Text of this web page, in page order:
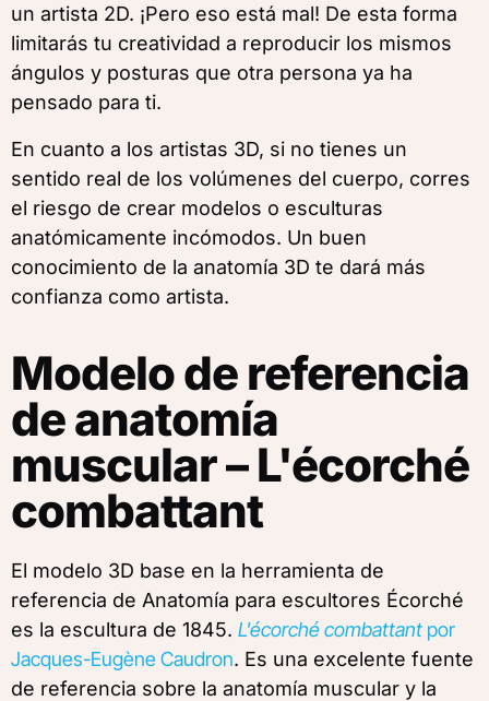
un artista 2D. ¡Pero eso está mal! De esta forma
limitarás tu creatividad a reproducir los mismos
ángulos y posturas que otra persona ya ha
pensado para ti.
En cuanto a los artistas 3D, si no tienes un
sentido real de los volúmenes del cuerpo, corres
el riesgo de crear modelos o esculturas
anatómicamente incómodos. Un buen
conocimiento de la anatomía 3D te dará más
confianza como artista.
Modelo de referencia
de anatomía
muscular – L'écorché
combattant
El modelo 3D base en la herramienta de
referencia de Anatomía para escultores Écorché
es la escultura de 1845. L'écorché combattant por
Jacques-Eugène Caudron. Es una excelente fuente
de referencia sobre la anatomía muscular y la